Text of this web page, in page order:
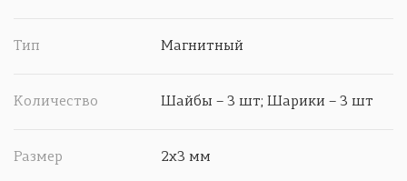
Тип Магнитный
Количество Шайбы – 3 шт; Шарики – 3 шт
Размер 2х3 мм